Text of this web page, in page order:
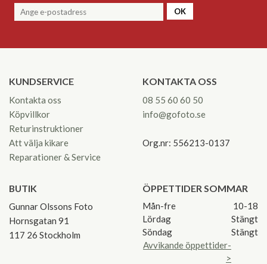
OK
KUNDSERVICE
Kontakta oss
Köpvillkor
Returinstruktioner
Att välja kikare
Reparationer & Service
KONTAKTA OSS
08 55 60 60 50
info@gofoto.se
Org.nr: 556213-0137
BUTIK
Gunnar Olssons Foto
Hornsgatan 91
117 26 Stockholm
ÖPPETTIDER SOMMAR
Mån-fre
10-18
Lördag
Stängt
Söndag
Stängt
Avvikande öppettider-
>